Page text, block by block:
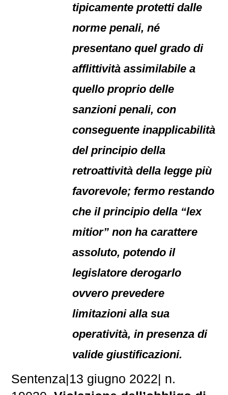
tipicamente protetti dalle
norme penali, né
presentano quel grado di
afflittività assimilabile a
quello proprio delle
sanzioni penali, con
conseguente inapplicabilità
del principio della
retroattività della legge più
favorevole; fermo restando
che il principio della “lex
mitior” non ha carattere
assoluto, potendo il
legislatore derogarlo
ovvero prevedere
limitazioni alla sua
operatività, in presenza di
valide giustificazioni.
Sentenza|13 giugno 2022| n.